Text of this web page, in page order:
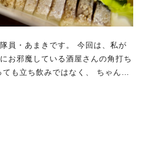
いないのであえ
は、食
ビニエンスストア！ 限定プレー
トイン、
るそうです。 素材にこだ
います。 店内でも色々
シカルな取り組み
ており、 地域密着型の
きです。 今回は、私が
お邪魔している酒屋さんの角打ち
酒屋さんとして再開されました。